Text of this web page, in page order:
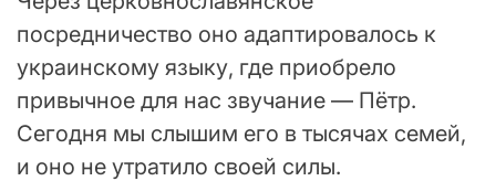
посредничество оно адаптировалось к
украинскому языку, где приобрело
привычное для нас звучание — Пётр.
Сегодня мы слышим его в тысячах семей,
и оно не утратило своей силы.